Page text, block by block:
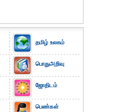
தமிழ் உலகம்
பொதுஅறிவு
ஜோதிடம்
பெண்கள்